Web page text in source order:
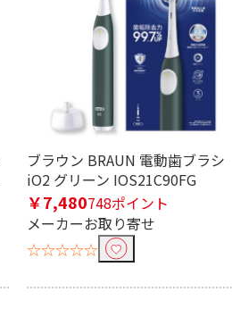
ブラウン BRAUN 電動歯ブラシ
iO2 グリーン IOS21C90FG
￥7,480748ポイント
メーカーお取り寄せ
☆☆☆☆☆